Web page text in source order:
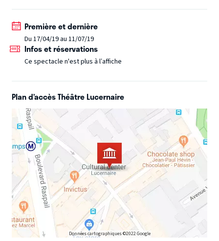
dignes représentants de la bourgeoisie provinciale va
devoir survivre et trouver le moyen de laver son honneur
afin de peut-être, un jour, revoir la Ferté-sous-Jouarre.
Première et dernière
Du 17/04/19 au 11/07/19
Infos et réservations
Ce spectacle n'est plus à l’affiche
Plan d’accès Théâtre Lucernaire
Données cartographiques ©2022 Google